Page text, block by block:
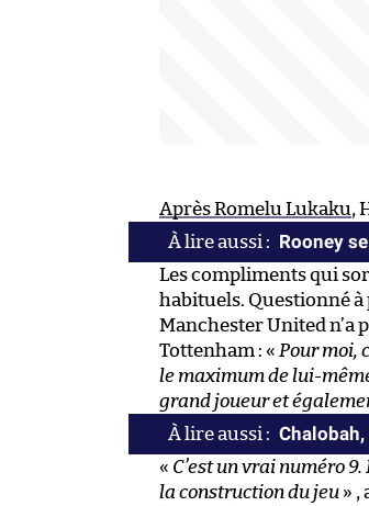
Après Romelu Lukaku,
Rooney
Les compliments qui
habituels. Questionné à
Manchester United n’a
Tottenham : « Pour moi,
le maximum de lui-
grand joueur et
« C’est un vrai numéro
la construction du jeu » ,